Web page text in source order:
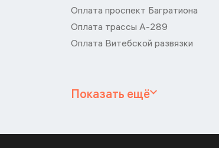
Оплата проспект Багратиона
Оплата трассы А-289
Оплата Витебской развязки
Показать ещё